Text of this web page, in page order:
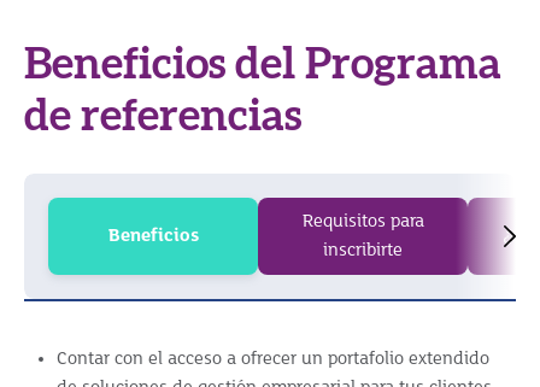
Beneficios del Programa
de referencias
Beneficios
Requisitos para
inscribirte
Contar con el acceso a ofrecer un portafolio extendido